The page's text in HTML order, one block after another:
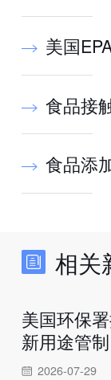
美国
食品接
食品添
相关
美国环保
新用途管制
2026-07-29